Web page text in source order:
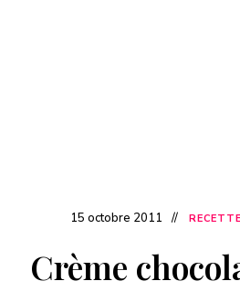
15 octobre 2011
Crème